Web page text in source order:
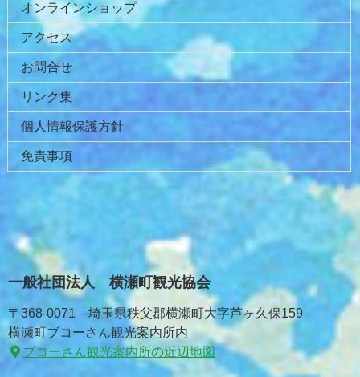
オンラインショップ
アクセス
お問合せ
リンク集
個人情報保護方針
免責事項
一般社団法人 横瀬町観光協会
〒368-0071 埼玉県秩父郡横瀬町大字芦ヶ久保159
横瀬町ブコーさん観光案内所内
ブコーさん観光案内所の近辺地図